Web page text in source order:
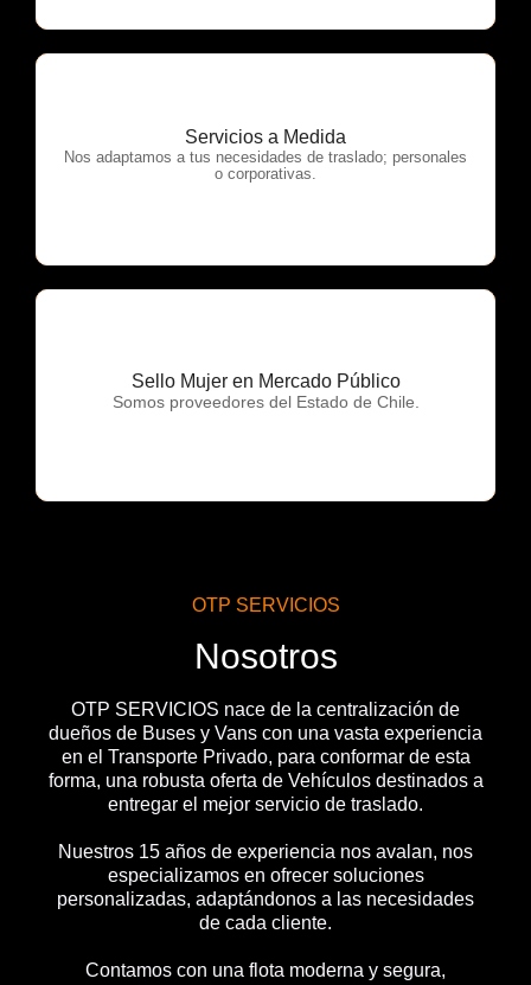
Servicios a Medida
Nos adaptamos a tus necesidades de traslado; personales
o corporativas.
OTP Servicios
Sello Mujer en Mercado Público
Somos proveedores del Estado de Chile.
OTP Servicios
OTP SERVICIOS
Nosotros
OTP SERVICIOS nace de la centralización de
dueños de Buses y Vans con una vasta experiencia
en el Transporte Privado, para conformar de esta
forma, una robusta oferta de Vehículos destinados a
entregar el mejor servicio de traslado.
Nuestros 15 años de experiencia nos avalan, nos
especializamos en ofrecer soluciones
personalizadas, adaptándonos a las necesidades
de cada cliente.
Contamos con una flota moderna y segura,